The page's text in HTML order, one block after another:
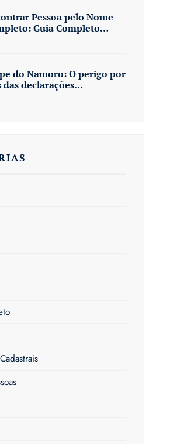
Pessoa pelo Nome
Guia Completo…
do Namoro: O perigo por
das declarações…